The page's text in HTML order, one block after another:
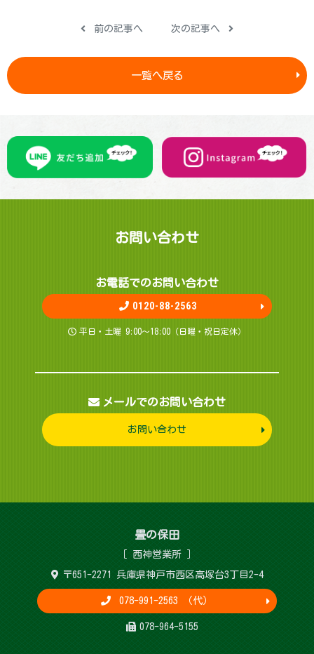
前の記事へ 次の記事へ
一覧へ戻る
お問 い 合 わ せ
お電話でのお問 い 合 わ せ
0120-88-2563
平日・土曜 9:00～18:00（日曜・祝日定休）
メールでのお問い合わせ
お問い合わせ
畳 の 保 田
［ 西神営 業 所 ］
〒651-2271 兵庫県神戸市西区高塚台3丁目2-4
078-991-2563 （代）
078-964-5155